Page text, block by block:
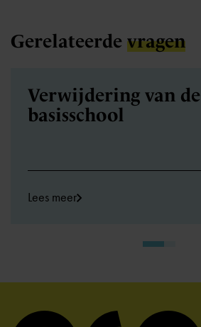
Gerelateerde vragen
Verwijdering van de
basisschool
Lees meer